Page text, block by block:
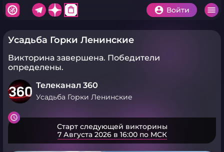
shopping_bag Войти
Усадьба Горки Ленинские
Викторина завершена. Победители
определены.
Телеканал 360
Усадьба Горки Ленинские
Старт следующей викторины
7 Августа 2026 в 16:00 по МСК